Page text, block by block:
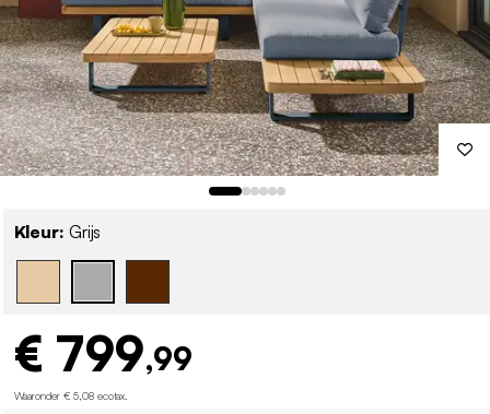
Kleur: Grijs
€ 799,99
Waaronder € 5,08 ecotax